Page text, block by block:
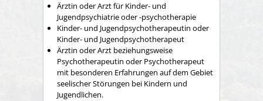
Ärztin oder Arzt für Kinder- und
Jugendpsychiatrie oder -psychotherapie
Kinder- und Jugendpsychotherapeutin oder
Kinder- und Jugendpsychotherapeut
Ärztin oder Arzt beziehungsweise
Psychotherapeutin oder Psychotherapeut
mit besonderen Erfahrungen auf dem Gebiet
seelischer Störungen bei Kindern und
Jugendlichen.